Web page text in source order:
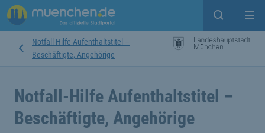
Suche
Notfall-Hilfe Aufenthaltstitel –
Beschäftigte, Angehörige
Notfall-Hilfe Aufenthaltstitel –
Beschäftigte, Angehörige